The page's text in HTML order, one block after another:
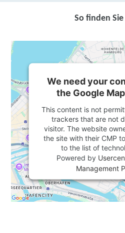
So finden
We need your
the Google
This content is not
trackers that are not
visitor. The website
the site with their CMP
to the list of
Powered by
Management